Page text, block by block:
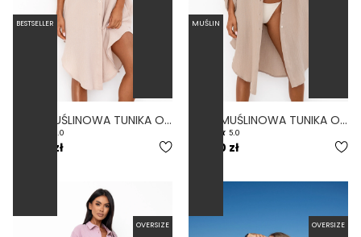
LUZ - MUŚLINOWA TUNIKA OVERSIZE NA GUZIKI KREMOWA
4.0
199,00 zł
LUZ - MUŚLINOWA TUNIKA OVERSIZE NA GUZIKI PIASKOWA
5.0
199,00 zł
BESTSELLER
OVERSIZE
MUŚLIN
OVERSIZE